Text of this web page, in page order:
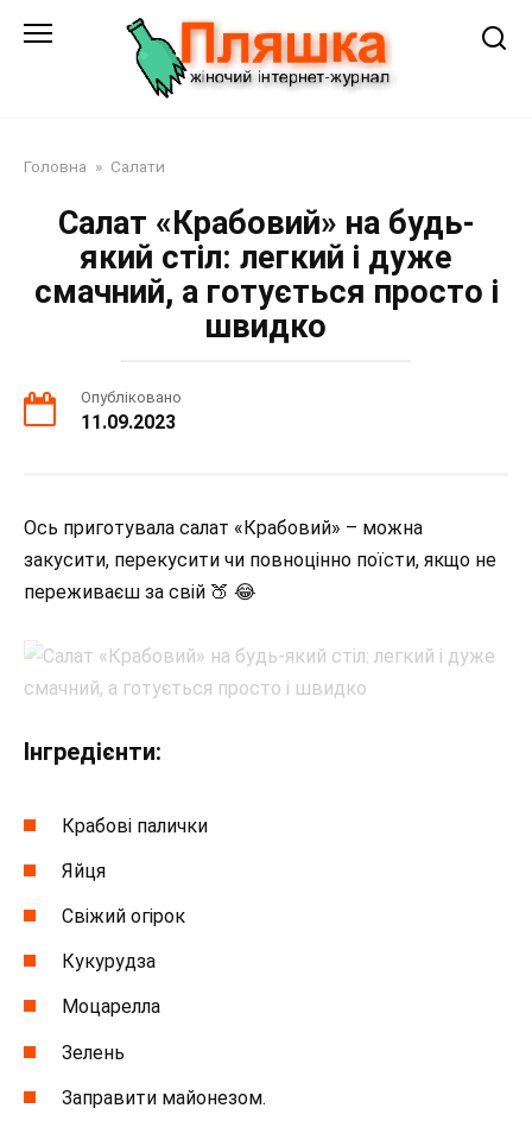
Головна » Салати
Салат «Крабовий» на будь-
який стіл: легкий і дуже
смачний, а готується просто і
швидко
Опубліковано
11.09.2023
Ось приготувала салат «Крабовий» – можна
закусити, перекусити чи повноцінно поїсти, якщо не
переживаєш за свій 🍑 😂
Інгредієнти:
Крабові палички
Яйця
Свіжий огірок
Кукурудза
Моцарелла
Зелень
Заправити майонезом.